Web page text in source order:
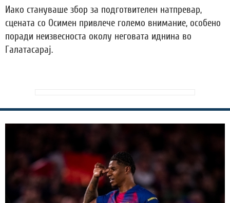
Иако стануваше збор за подготвителен натпревар,
сцената со Осимен привлече големо внимание, особено
поради неизвесноста околу неговата иднина во
Галатасарај.